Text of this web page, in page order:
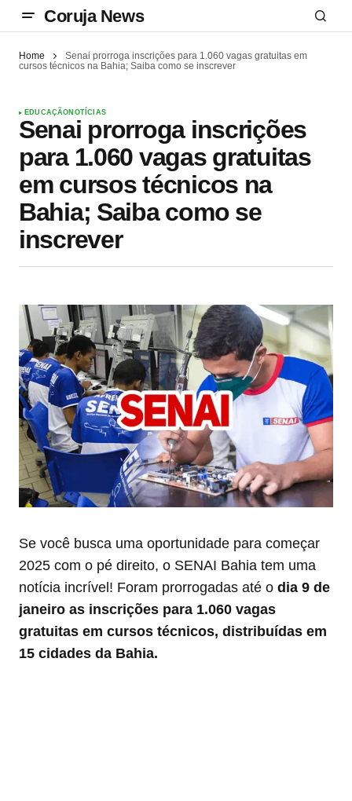
Coruja News
Home
Senai prorroga inscrições para 1.060 vagas gratuitas em
cursos técnicos na Bahia; Saiba como se inscrever
EDUCAÇÃONOTÍCIAS
Senai prorroga inscrições
para 1.060 vagas gratuitas
em cursos técnicos na
Bahia; Saiba como se
inscrever
Se você busca uma oportunidade para começar
2025 com o pé direito, o SENAI Bahia tem uma
notícia incrível! Foram prorrogadas até o dia 9 de
janeiro as inscrições para 1.060 vagas
gratuitas em cursos técnicos, distribuídas em
15 cidades da Bahia.